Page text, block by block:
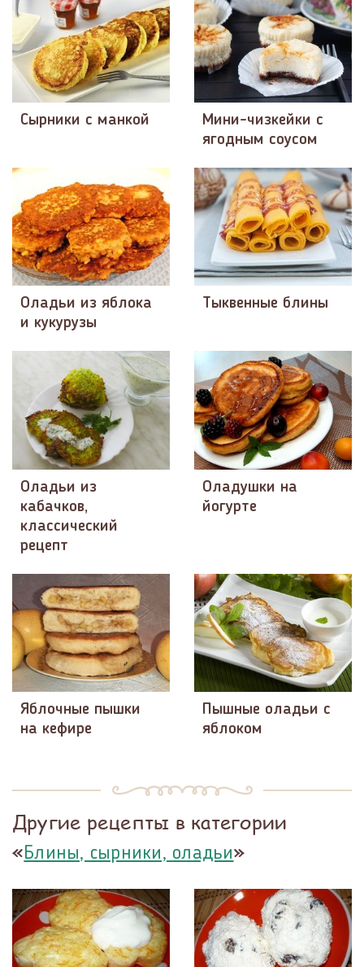
Сырники с манкой
Мини-чизкейки с
ягодным соусом
Оладьи из яблока
и кукурузы
Тыквенные блины
Оладьи из
кабачков,
классический
рецепт
Оладушки на
йогурте
Яблочные пышки
на кефире
Пышные оладьи с
яблоком
Другие рецепты в категории
«Блины, сырники, оладьи»